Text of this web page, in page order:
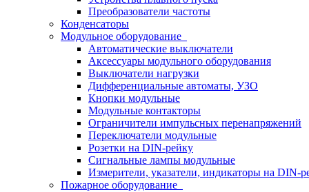
Преобразователи частоты
Конденсаторы
Модульное оборудование
Автоматические выключатели
Аксессуары модульного оборудования
Выключатели нагрузки
Дифференциальные автоматы, УЗО
Кнопки модульные
Модульные контакторы
Ограничители импульсных перенапряжений
Переключатели модульные
Розетки на DIN-рейку
Сигнальные лампы модульные
Измерители, указатели, индикаторы на DIN-
Пожарное оборудование